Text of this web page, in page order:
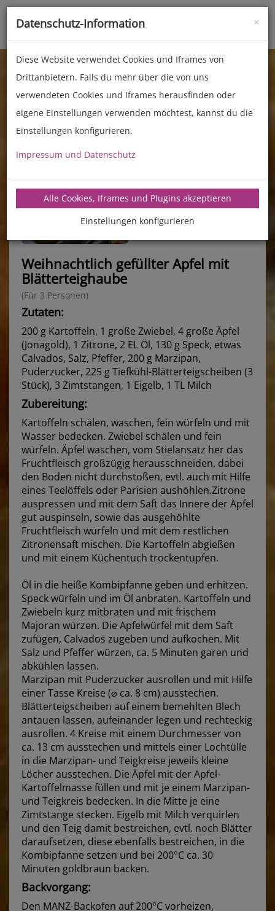
Toggle
Weihnachtlich gefüllter Apfel mit
Blätterteighaube
(Für 3 Personen)
Zutaten:
200 g Kartoffeln, 1 große Zwiebel, 4 große Äpfel
(Jonagold), 1 Zitrone, 2 EL Öl, 130 g Speck, etwas
Calvados, Salz, Pfeffer, 200 g Marzipan,
Puderzucker, 225 g Tiefkühl-Blätterteigscheiben (3
Stück), 3 Zimtstangen, 1 Eigelb, 1 TL Milch
Zubereitung:
Kartoffeln schälen, waschen, fein würfeln und mit
Wasser bedecken. Zwiebel schälen und fein
würfeln. Äpfel waschen, vom Stielansatz her das
Fruchtfleisch großzügig herausschneiden, dabei
den Boden nicht durchstoßen, evtl. auch mit Hilfe
eines Teelöffels oder Parisien aushöhlen.Zitrone
auspressen und mit dem Saft das Innere der Äpfel
gut auspinseln, sowie das ausgehöhlte
Fruchtfleisch würfeln und mit dem restlichen
Zitronensaft mischen. Die Kartoffeln abgießen
und mit einem Küchentuch trockentupfen.
Öl in die heiße Kombipfanne geben und erhitzen.
Speck würfeln und im Öl anbraten. Kartoffeln und
Zwiebeln kurz mitbraten und mit frischem
Majoran würzen. Die Apfelwürfel mit dem Saft
zufügen, Calvados zugeben und aufkochen. Mit
Salz und Pfeffer würzen, ca. 5 Minuten garen und
abkühlen lassen.
Marzipan mit Puderzucker ausrollen und mit Hilfe
einer Tasse Kreise (⌀ ca. 8 cm) ausstechen.
Blätterteigscheiben auf einem bemehlten Blech
antauen lassen, aufeinander legen und rechteckig
ausrollen. 4 Kreise mit einem Durchmesser von
ca. 13 cm ausstechen und mittels einer Lochtülle
in die Marzipan- und Teigkreise jeweils kleine
Löcher ausstechen. Die Äpfel mit der Apfel-
Kartoffelmasse füllen und mit je einem Marzipan-
und Teigkreis bedecken. In die Mitte je eine
Zimtstange stecken. Eigelb mit Milch verquirlen
und den Teig damit bestreichen, evtl. noch Blätter
daraufsetzen, diese ebenfalls bestreichen, in die
Kombipfanne setzen und bei 200°C ca. 30
Minuten goldbraun backen.
Backvorgang:
Den MANZ-Backofen auf 200°C vorheizen,
×
Datenschutz-Information
Diese Website verwendet Cookies und Iframes von
Drittanbietern. Falls du mehr über die von uns
verwendeten Cookies und Iframes herausfinden oder
eigene Einstellungen verwenden möchtest, kannst du die
Einstellungen konfigurieren.
Impressum und Datenschutz
Alle Cookies, Iframes und Plugins akzeptieren
Einstellungen konfigurieren